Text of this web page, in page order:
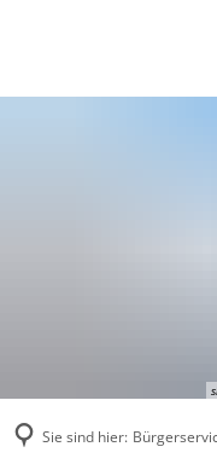
Sie sind hier: